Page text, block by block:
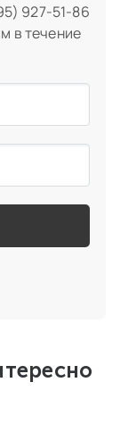
927-51-86
в течение